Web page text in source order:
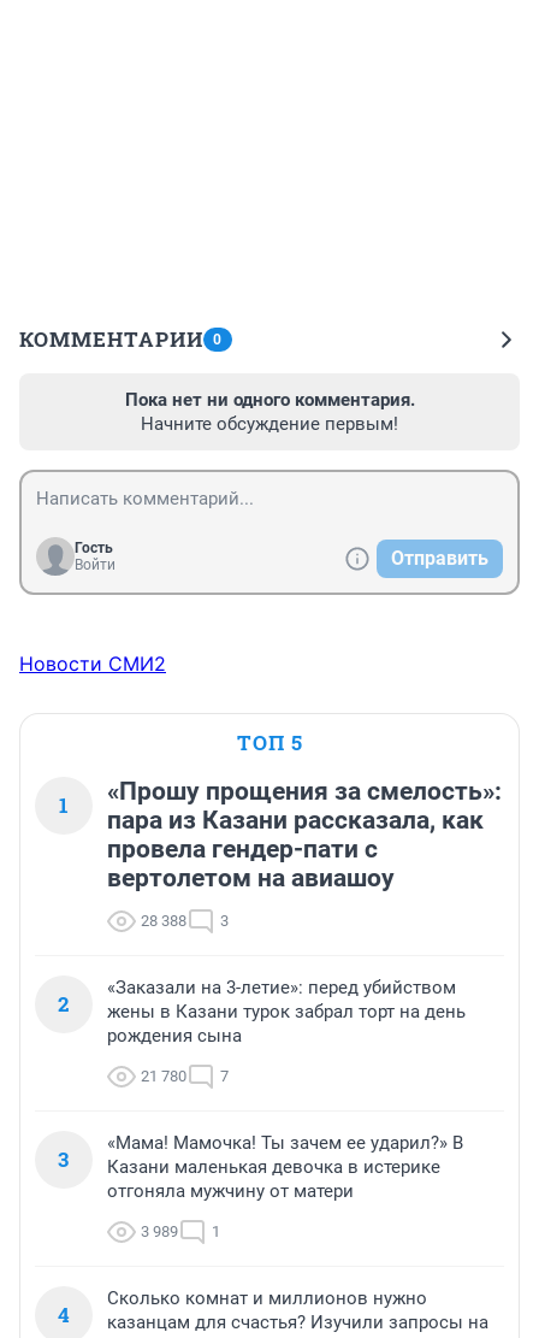
КОММЕНТАРИИ 0
Пока нет ни одного комментария.
Начните обсуждение первым!
Гость
Войти
Отправить
Новости СМИ2
ТОП 5
1
«Прошу прощения за смелость»:
пара из Казани рассказала, как
провела гендер-пати с
вертолетом на авиашоу
28 388 3
2
«Заказали на 3-летие»: перед убийством
жены в Казани турок забрал торт на день
рождения сына
21 780 7
3
«Мама! Мамочка! Ты зачем ее ударил?» В
Казани маленькая девочка в истерике
отгоняла мужчину от матери
3 989 1
4
Сколько комнат и миллионов нужно
казанцам для счастья? Изучили запросы на